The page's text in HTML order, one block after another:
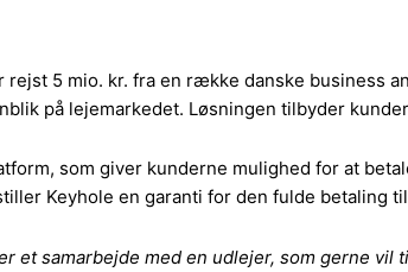
rejst 5 mio. kr. fra en række danske
på lejemarkedet. Løsningen tilbyder
som giver kunderne mulighed for at
Keyhole en garanti for den fulde betaling
et samarbejde med en udlejer, som gerne